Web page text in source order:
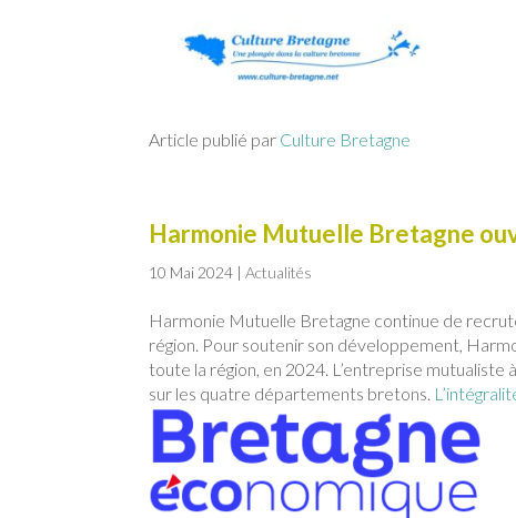
Article publié par Culture Bretagne
Harmonie Mutuelle Bretagne
10 Mai 2024 |Actualités
Harmonie Mutuelle Bretagne continue de
région. Pour soutenir son développement,
toute la région, en 2024. L’entreprise mutualiste
sur les quatre départements bretons.